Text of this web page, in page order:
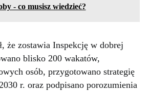
- co musisz wiedzieć?
że zostawia Inspekcję w dobrej
blisko 200 wakatów,
osób, przygotowano strategię
r. oraz podpisano porozumienia